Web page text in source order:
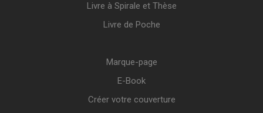
Livre à Spirale et Thèse
Livre de Poche
Marque-page
E-Book
Créer votre couverture